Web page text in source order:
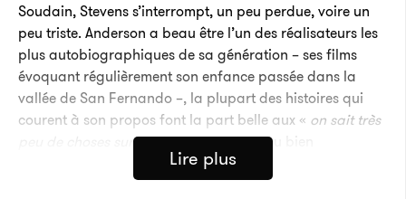
Soudain, Stevens s’interrompt, un peu perdue, voire un
peu triste. Anderson a beau être l’un des réalisateurs les
plus autobiographiques de sa génération – ses films
évoquant régulièrement son enfance passée dans la
vallée de San Fernando –, la plupart des histoires qui
courent à son propos font la part belle aux « on sait très
peu de choses sur ses jeunes années» ou bien
l’enfance mystérieuse de Paul». Il a perdu de vue les
amis qu’il avait à l’époque et aucun d’entre eux ne
Lire plus